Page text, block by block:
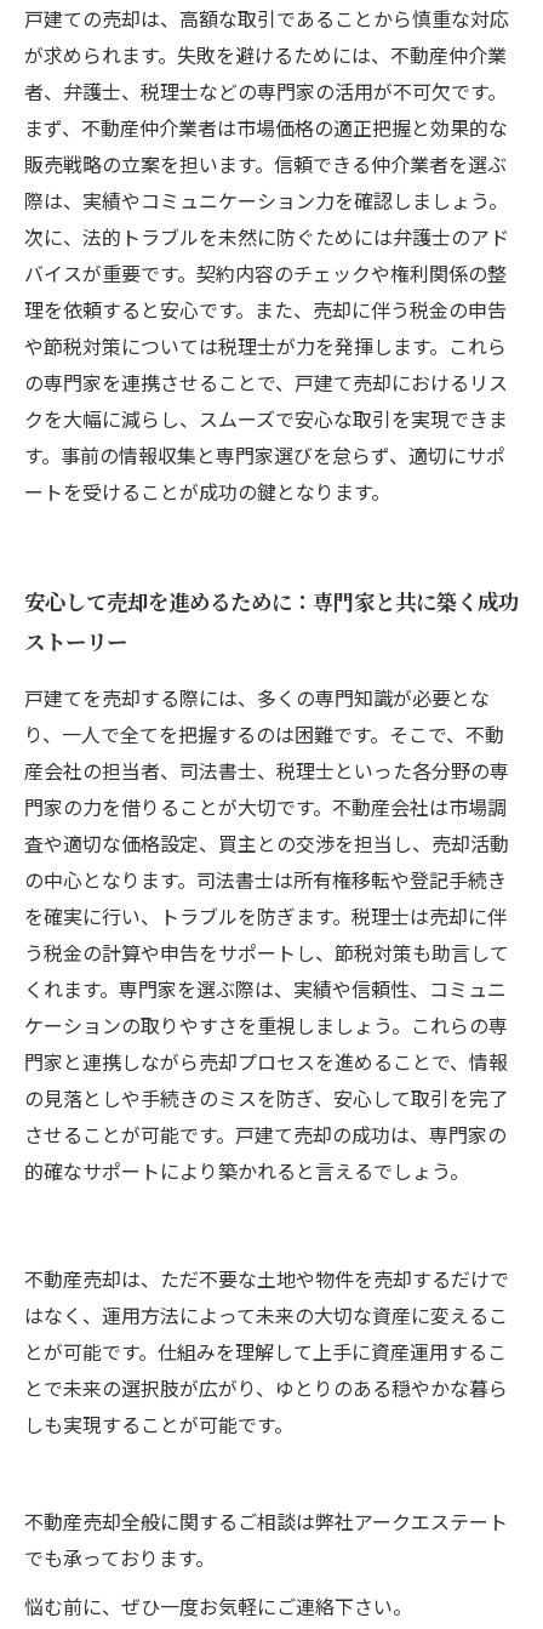
戸建ての売却は、高額な取引であることから慎重な対応
が求められます。失敗を避けるためには、不動産仲介業
者、弁護士、税理士などの専門家の活用が不可欠です。
まず、不動産仲介業者は市場価格の適正把握と効果的な
販売戦略の立案を担います。信頼できる仲介業者を選ぶ
際は、実績やコミュニケーション力を確認しましょう。
次に、法的トラブルを未然に防ぐためには弁護士のアド
バイスが重要です。契約内容のチェックや権利関係の整
理を依頼すると安心です。また、売却に伴う税金の申告
や節税対策については税理士が力を発揮します。これら
の専門家を連携させることで、戸建て売却におけるリス
クを大幅に減らし、スムーズで安心な取引を実現できま
す。事前の情報収集と専門家選びを怠らず、適切にサポ
ートを受けることが成功の鍵となります。
安心して売却を進めるために：専門家と共に築く成功
ストーリー
戸建てを売却する際には、多くの専門知識が必要とな
り、一人で全てを把握するのは困難です。そこで、不動
産会社の担当者、司法書士、税理士といった各分野の専
門家の力を借りることが大切です。不動産会社は市場調
査や適切な価格設定、買主との交渉を担当し、売却活動
の中心となります。司法書士は所有権移転や登記手続き
を確実に行い、トラブルを防ぎます。税理士は売却に伴
う税金の計算や申告をサポートし、節税対策も助言して
くれます。専門家を選ぶ際は、実績や信頼性、コミュニ
ケーションの取りやすさを重視しましょう。これらの専
門家と連携しながら売却プロセスを進めることで、情報
の見落としや手続きのミスを防ぎ、安心して取引を完了
させることが可能です。戸建て売却の成功は、専門家の
的確なサポートにより築かれると言えるでしょう。
不動産売却は、ただ不要な土地や物件を売却するだけで
はなく、運用方法によって未来の大切な資産に変えるこ
とが可能です。仕組みを理解して上手に資産運用するこ
とで未来の選択肢が広がり、ゆとりのある穏やかな暮ら
しも実現することが可能です。
不動産売却全般に関するご相談は弊社アークエステート
でも承っております。
悩む前に、ぜひ一度お気軽にご連絡下さい。